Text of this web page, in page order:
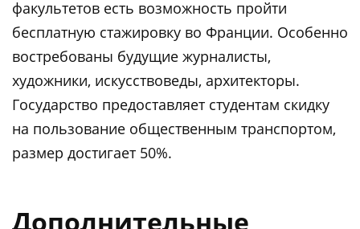
факультетов есть возможность пройти
бесплатную стажировку во Франции. Особенно
востребованы будущие журналисты,
художники, искусствоведы, архитекторы.
Государство предоставляет студентам скидку
на пользование общественным транспортом,
размер достигает 50%.
Дополнительные